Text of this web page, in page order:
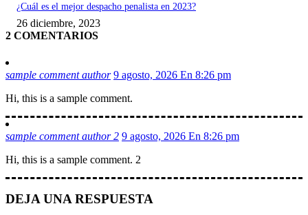
¿Cuál es el mejor despacho penalista en 2023?
26 diciembre, 2023
2 COMENTARIOS
sample comment author 9 agosto, 2026 En 8:26 pm
Hi, this is a sample comment.
sample comment author 2 9 agosto, 2026 En 8:26 pm
Hi, this is a sample comment. 2
DEJA UNA RESPUESTA